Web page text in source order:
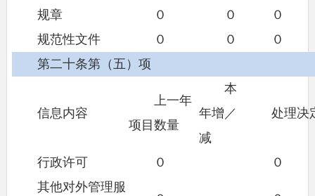
规章 ０ ０
０
规范性文件
０ ０
０
第二十条第（五）项
信息内容
上一年
项目数量
本
年增／
减
处理决
行政许可 ０
０
其他对外管理服